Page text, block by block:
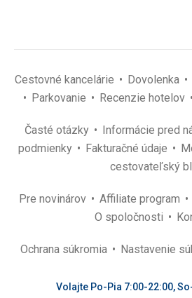
Cestovné kancelárie Dovolenka
Parkovanie
Recenzie hotelov
Časté otázky Informácie pred
podmienky
Fakturačné údaje
cestovateľský
Pre novinárov Affiliate program
O spoločnosti
Ochrana súkromia Nastavenie
Volajte Po-Pia 7:00-22:00,